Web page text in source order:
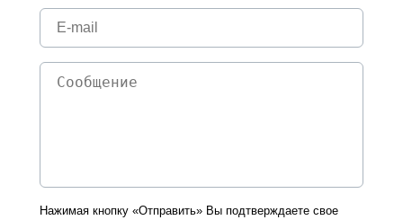
Нажимая кнопку «Отправить» Вы подтверждаете свое